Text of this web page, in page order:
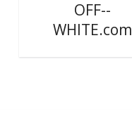
OFF--
WHITE.com